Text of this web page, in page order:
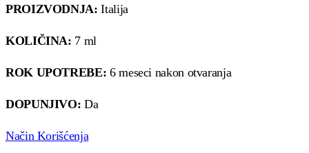
PROIZVODNJA: Italija
KOLIČINA: 7 ml
ROK UPOTREBE: 6 meseci nakon otvaranja
DOPUNJIVO: Da
Način Korišćenja